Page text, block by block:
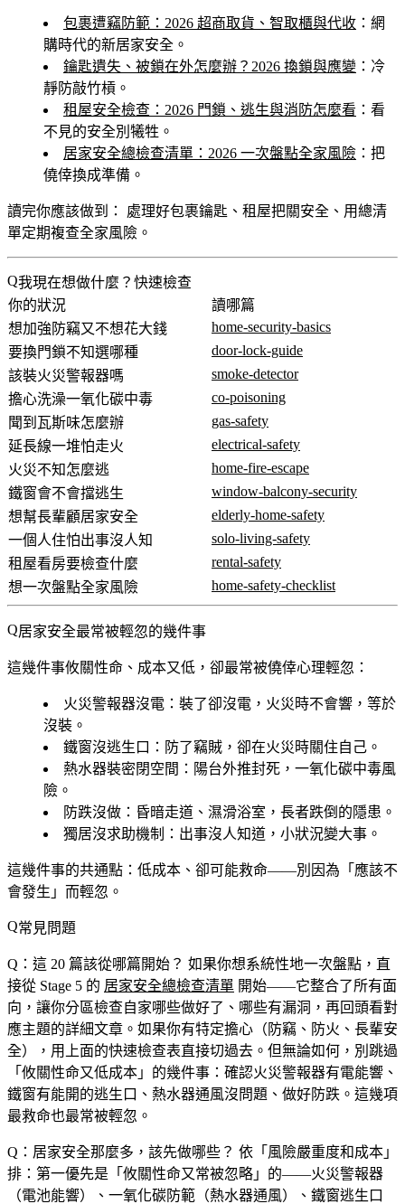
包裹遭竊防範：2026 超商取貨、智取櫃與代收 ：網
購時代的新居家安全。
鑰匙遺失、被鎖在外怎麼辦？2026 換鎖與應變 ：冷
靜防敲竹槓。
租屋安全檢查：2026 門鎖、逃生與消防怎麼看 ：看
不見的安全別犧牲。
居家安全總檢查清單：2026 一次盤點全家風險 ：把
僥倖換成準備。
讀完你應該做到：
處理好包裹鑰匙、租屋把關安全、用總清
單定期複查全家風險。
我現在想做什麼？快速檢查
你的狀況
讀哪篇
想加強防竊又不想花大錢
home-security-basics
要換門鎖不知選哪種
door-lock-guide
該裝火災警報器嗎
smoke-detector
擔心洗澡一氧化碳中毒
co-poisoning
聞到瓦斯味怎麼辦
gas-safety
延長線一堆怕走火
electrical-safety
火災不知怎麼逃
home-fire-escape
鐵窗會不會擋逃生
window-balcony-security
想幫長輩顧居家安全
elderly-home-safety
一個人住怕出事沒人知
solo-living-safety
租屋看房要檢查什麼
rental-safety
想一次盤點全家風險
home-safety-checklist
居家安全最常被輕忽的幾件事
這幾件事攸關性命、成本又低，卻最常被僥倖心理輕忽：
火災警報器沒電 ：裝了卻沒電，火災時不會響，等於
沒裝。
鐵窗沒逃生口 ：防了竊賊，卻在火災時關住自己。
熱水器裝密閉空間 ：陽台外推封死，一氧化碳中毒風
險。
防跌沒做 ：昏暗走道、濕滑浴室，長者跌倒的隱患。
獨居沒求助機制 ：出事沒人知道，小狀況變大事。
這幾件事的共通點：低成本、卻可能救命——別因為「應該不
會發生」而輕忽。
常見問題
Q：這 20 篇該從哪篇開始？ 如果你想系統性地一次盤點，直
接從 Stage 5 的 居家安全總檢查清單 開始——它整合了所有面
向，讓你分區檢查自家哪些做好了、哪些有漏洞，再回頭看對
應主題的詳細文章。如果你有特定擔心（防竊、防火、長輩安
全），用上面的快速檢查表直接切過去。但無論如何，別跳過
「攸關性命又低成本」的幾件事：確認火災警報器有電能響、
鐵窗有能開的逃生口、熱水器通風沒問題、做好防跌。這幾項
最救命也最常被輕忽。
Q：居家安全那麼多，該先做哪些？ 依「風險嚴重度和成本」
排：第一優先是「攸關性命又常被忽略」的——火災警報器
（電池能響）、一氧化碳防範（熱水器通風）、鐵窗逃生口